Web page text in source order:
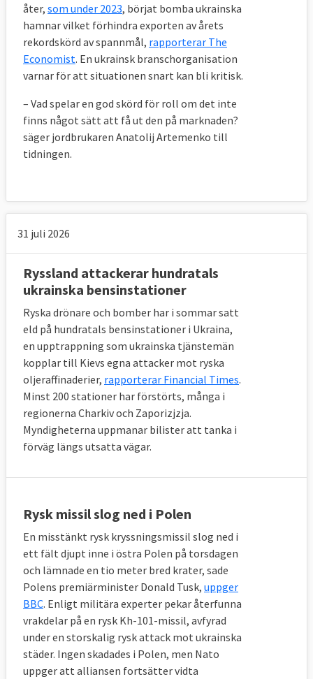
åter, som under 2023, börjat bomba ukrainska
hamnar vilket förhindra exporten av årets
rekordskörd av spannmål, rapporterar The
Economist. En ukrainsk branschorganisation
varnar för att situationen snart kan bli kritisk.
– Vad spelar en god skörd för roll om det inte
finns något sätt att få ut den på marknaden?
säger jordbrukaren Anatolij Artemenko till
tidningen.
31 juli 2026
Ryssland attackerar hundratals
ukrainska bensinstationer
Ryska drönare och bomber har i sommar satt
eld på hundratals bensinstationer i Ukraina,
en upptrappning som ukrainska tjänstemän
kopplar till Kievs egna attacker mot ryska
oljeraffinaderier, rapporterar Financial Times.
Minst 200 stationer har förstörts, många i
regionerna Charkiv och Zaporizjzja.
Myndigheterna uppmanar bilister att tanka i
förväg längs utsatta vägar.
Rysk missil slog ned i Polen
En misstänkt rysk kryssningsmissil slog ned i
ett fält djupt inne i östra Polen på torsdagen
och lämnade en tio meter bred krater, sade
Polens premiärminister Donald Tusk, uppger
BBC. Enligt militära experter pekar återfunna
vrakdelar på en rysk Kh-101-missil, avfyrad
under en storskalig rysk attack mot ukrainska
städer. Ingen skadades i Polen, men Nato
uppger att alliansen fortsätter vidta